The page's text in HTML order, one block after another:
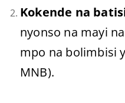
Kokende na
nyonso na mayi
mpo na bolimbisi
MNB).